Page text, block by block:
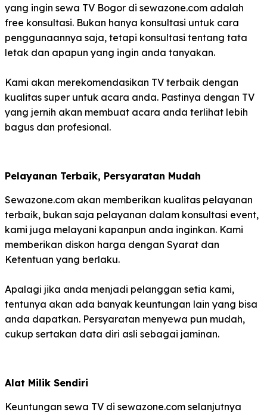
yang ingin sewa TV Bogor di sewazone.com adalah
free konsultasi. Bukan hanya konsultasi untuk cara
penggunaannya saja, tetapi konsultasi tentang tata
letak dan apapun yang ingin anda tanyakan.
Kami akan merekomendasikan TV terbaik dengan
kualitas super untuk acara anda. Pastinya dengan TV
yang jernih akan membuat acara anda terlihat lebih
bagus dan profesional.
Pelayanan Terbaik, Persyaratan Mudah
Sewazone.com akan memberikan kualitas pelayanan
terbaik, bukan saja pelayanan dalam konsultasi event,
kami juga melayani kapanpun anda inginkan. Kami
memberikan diskon harga dengan Syarat dan
Ketentuan yang berlaku.
Apalagi jika anda menjadi pelanggan setia kami,
tentunya akan ada banyak keuntungan lain yang bisa
anda dapatkan. Persyaratan menyewa pun mudah,
cukup sertakan data diri asli sebagai jaminan.
Alat Milik Sendiri
Keuntungan sewa TV di sewazone.com selanjutnya